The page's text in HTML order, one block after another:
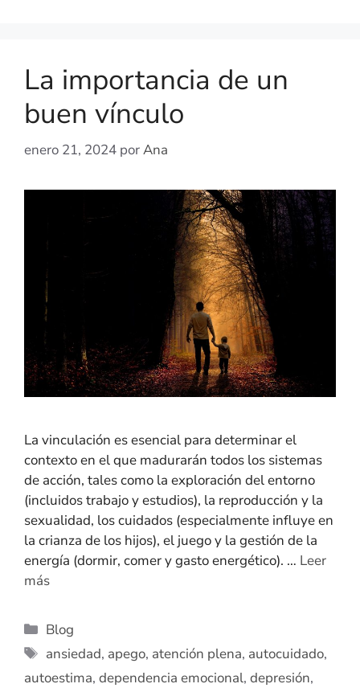
La importancia de un
buen vínculo
enero 21, 2024 porAna
La vinculación es esencial para determinar el
contexto en el que madurarán todos los sistemas
de acción, tales como la exploración del entorno
(incluidos trabajo y estudios), la reproducción y la
sexualidad, los cuidados (especialmente influye en
la crianza de los hijos), el juego y la gestión de la
energía (dormir, comer y gasto energético). … Leer
más
Blog
ansiedad, apego, atención plena, autocuidado,
autoestima, dependencia emocional, depresión,